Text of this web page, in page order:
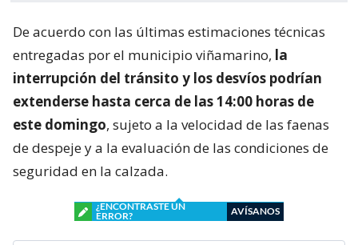
De acuerdo con las últimas estimaciones técnicas
entregadas por el municipio viñamarino, la
interrupción del tránsito y los desvíos podrían
extenderse hasta cerca de las 14:00 horas de
este domingo, sujeto a la velocidad de las faenas
de despeje y a la evaluación de las condiciones de
seguridad en la calzada.
¿ENCONTRASTE UN
ERROR?
AVÍSANOS